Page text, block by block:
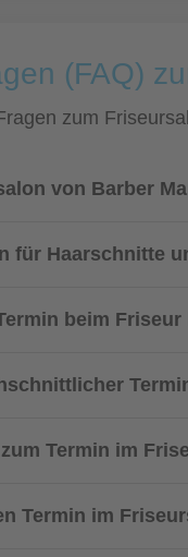
(FAQ)
zum
von Barber
für Haarschnitte
beim Friseur
Termin im
Termin im